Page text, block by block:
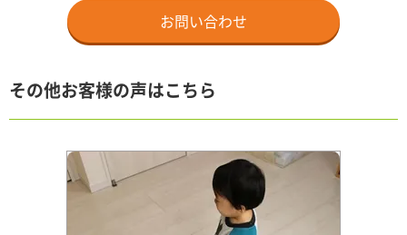
お問い合わせ
その他お客様の声はこちら